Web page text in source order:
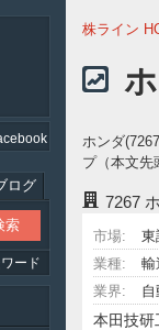
ログ
ード
株ライン
ホンダ
プ（本文先
7267
市場:
東
業種:
輸
業界:
本田技研